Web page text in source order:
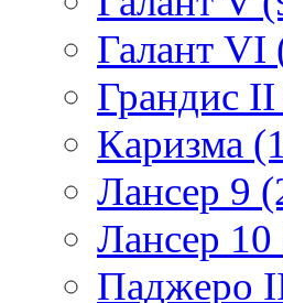
Галант VI
Грандис
Каризма
Лансер 9
Лансер
Паджеро